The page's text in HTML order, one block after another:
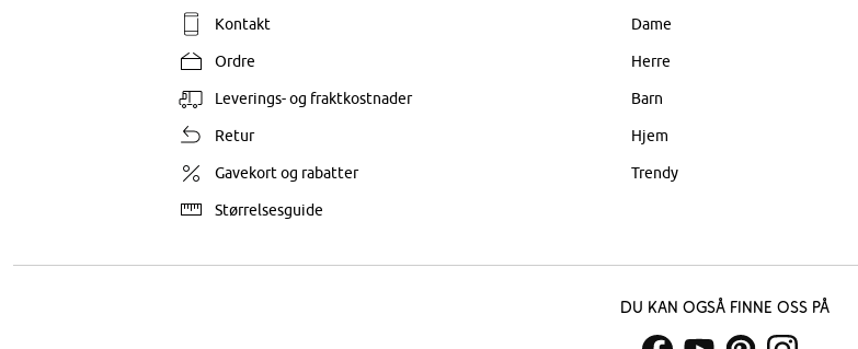
Kontakt
Ordre
Leverings- og fraktkostnader
Retur
Gavekort og rabatter
Størrelsesguide
Dame
Herre
Barn
Hjem
Trendy
Du kan også finne oss på